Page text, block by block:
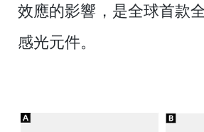
效應的影響，是全球首款
感光元件。